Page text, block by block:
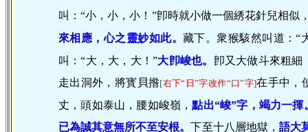
叫：“小，小，小！”卽時就小做一個綉花針兒相似
來相應，心之靈妙如此。 藏下。衆猴駭然叫道：“
叫：“大，大，大！”大卽峻也。 卽又大做斗來粗細
走出洞外，將寳貝揝[右下“日”字改作“口”字]在手中，
丈，頭如泰山，腰如峻嶺，點出“峻”字，竭力一揮
已為誠其意無所不至安根。下至十八層地獄， 語大